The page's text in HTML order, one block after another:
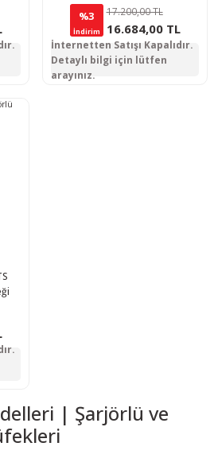
%3
İndirim
17.200,00 TL
16.684,00 TL
İnternetten Satışı Kapalıdır.
Detaylı bilgi için lütfen
arayınız.
| Şarjörlü ve